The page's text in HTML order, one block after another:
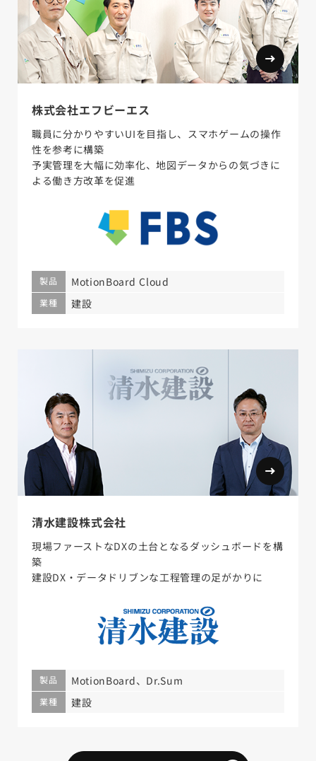
株式会社エフビーエス
職員に分かりやすいUIを目指し、スマホゲームの操作
性を参考に構築
予実管理を大幅に効率化、地図データからの気づきに
よる働き方改革を促進
製品 MotionBoard Cloud
業種 建設
清水建設株式会社
現場ファーストなDXの土台となるダッシュボードを構
築
建設DX・データドリブンな工程管理の足がかりに
製品 MotionBoard、Dr.Sum
業種 建設